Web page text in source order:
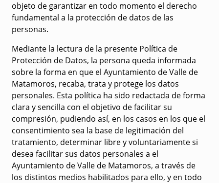
objeto de garantizar en todo momento el derecho
fundamental a la protección de datos de las
personas.
Mediante la lectura de la presente Política de
Protección de Datos, la persona queda informada
sobre la forma en que el Ayuntamiento de Valle de
Matamoros, recaba, trata y protege los datos
personales. Esta política ha sido redactada de forma
clara y sencilla con el objetivo de facilitar su
compresión, pudiendo así, en los casos en los que el
consentimiento sea la base de legitimación del
tratamiento, determinar libre y voluntariamente si
desea facilitar sus datos personales a el
Ayuntamiento de Valle de Matamoros, a través de
los distintos medios habilitados para ello, y en todo